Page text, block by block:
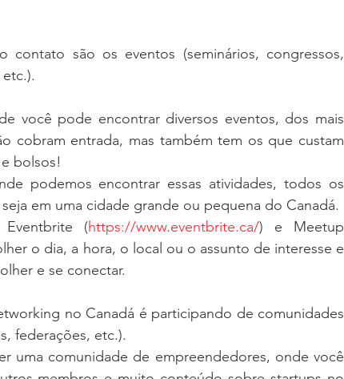
contato são os eventos (seminários, congressos,
você pode encontrar diversos eventos, dos mais
cobram entrada, mas também tem os que custam
bolsos!
podemos encontrar essas atividades, todos os
em uma cidade grande ou pequena do Canadá.
Eventbrite (https://www.eventbrite.ca/) e Meetup
o dia, a hora, o local ou o assunto de interesse e
e se conectar.
no Canadá é participando de comunidades
federações, etc.).
uma comunidade de empreendedores, onde você